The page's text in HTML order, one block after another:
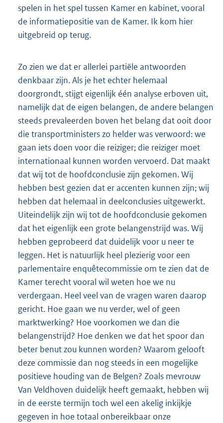
spelen in het spel tussen Kamer en kabinet, vooral
de informatiepositie van de Kamer. Ik kom hier
uitgebreid op terug.
Zo zien we dat er allerlei partiële antwoorden
denkbaar zijn. Als je het echter helemaal
doorgrondt, stijgt eigenlijk één analyse erboven uit,
namelijk dat de eigen belangen, de andere belangen
steeds prevaleerden boven het belang dat ooit door
die transportministers zo helder was verwoord: we
gaan iets doen voor die reiziger; die reiziger moet
internationaal kunnen worden vervoerd. Dat maakt
dat wij tot de hoofdconclusie zijn gekomen. Wij
hebben best gezien dat er accenten kunnen zijn; wij
hebben dat helemaal in deelconclusies uitgewerkt.
Uiteindelijk zijn wij tot de hoofdconclusie gekomen
dat het eigenlijk een grote belangenstrijd was. Wij
hebben geprobeerd dat duidelijk voor u neer te
leggen. Het is natuurlijk heel plezierig voor een
parlementaire enquêtecommissie om te zien dat de
Kamer terecht vooral wil weten hoe we nu
verdergaan. Heel veel van de vragen waren daarop
gericht. Hoe gaan we nu verder, wel of geen
marktwerking? Hoe voorkomen we dan die
belangenstrijd? Hoe denken we dat het spoor dan
beter benut zou kunnen worden? Waarom gelooft
deze commissie dan nog steeds in een mogelijke
positieve houding van de Belgen? Zoals mevrouw
Van Veldhoven duidelijk heeft gemaakt, hebben wij
in de eerste termijn toch wel een akelig inkijkje
gegeven in hoe totaal onbereikbaar onze